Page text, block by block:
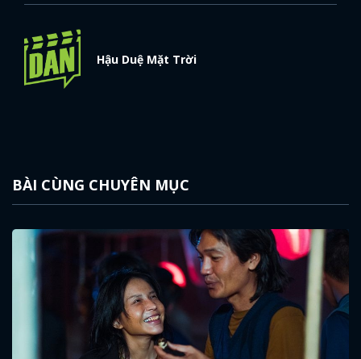
Hậu Duệ Mặt Trời
BÀI CÙNG CHUYÊN MỤC